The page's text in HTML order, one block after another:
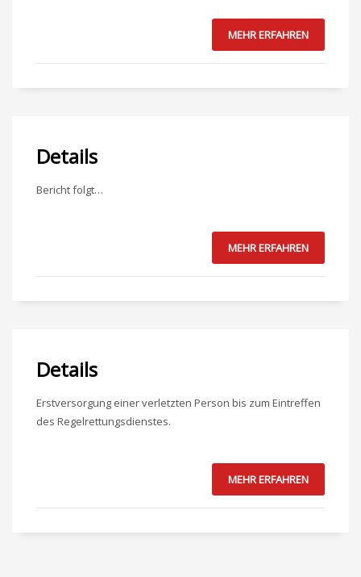
MEHR ERFAHREN
Details
Bericht folgt…
MEHR ERFAHREN
Details
Erstversorgung einer verletzten Person bis zum Eintreffen
des Regelrettungsdienstes.
MEHR ERFAHREN